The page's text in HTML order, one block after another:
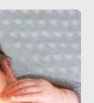
ترامپ
۵:۴۵
سپاه:
۱۲:۵۹
ترامپ
حماس
۸:۵۷
۱۶:۱۹